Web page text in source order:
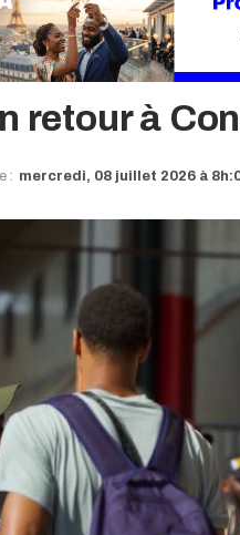
retour à
: mercredi, 08 juillet 2026 à